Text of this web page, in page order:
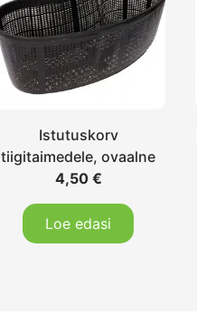
Istutuskorv
tiigitaimedele, ovaalne
4,50 €
Loe edasi